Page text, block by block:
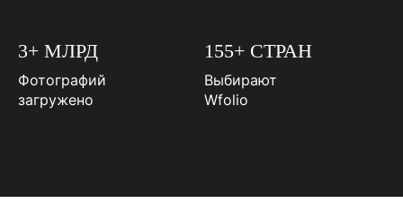
3+ МЛРД
Фотографий
загружено
155+ СТРАН
Выбирают
Wfolio